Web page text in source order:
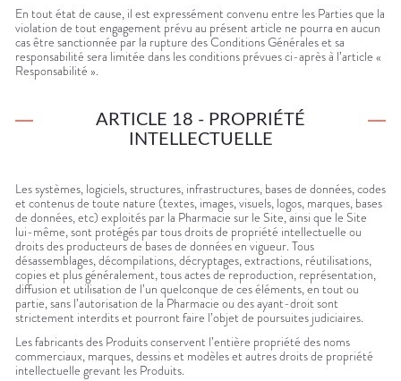
En tout état de cause, il est expressément convenu entre les Parties que la
violation de tout engagement prévu au présent article ne pourra en aucun
cas être sanctionnée par la rupture des Conditions Générales et sa
responsabilité sera limitée dans les conditions prévues ci-après à l’article «
Responsabilité ».
ARTICLE 18 - PROPRIÉTÉ
INTELLECTUELLE
Les systèmes, logiciels, structures, infrastructures, bases de données, codes
et contenus de toute nature (textes, images, visuels, logos, marques, bases
de données, etc) exploités par la Pharmacie sur le Site, ainsi que le Site
lui-même, sont protégés par tous droits de propriété intellectuelle ou
droits des producteurs de bases de données en vigueur. Tous
désassemblages, décompilations, décryptages, extractions, réutilisations,
copies et plus généralement, tous actes de reproduction, représentation,
diffusion et utilisation de l’un quelconque de ces éléments, en tout ou
partie, sans l’autorisation de la Pharmacie ou des ayant-droit sont
strictement interdits et pourront faire l’objet de poursuites judiciaires.
Les fabricants des Produits conservent l’entière propriété des noms
commerciaux, marques, dessins et modèles et autres droits de propriété
intellectuelle grevant les Produits.